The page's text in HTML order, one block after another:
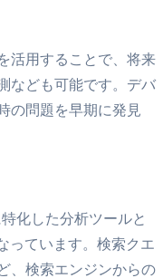
活用することで、将来
なども可能です。デバ
の問題を早期に発見
特化した分析ツールと
っています。検索クエ
、検索エンジンからの